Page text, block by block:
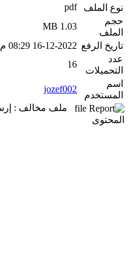
نوع الملف
pdf
حجم
الملف
1.03 MB
تاريخ الرفع 16-12-2022 08:29 م
عدد
التحميلات
16
اسم
المستخدم
jozef002
ملف مخالف :
المحتوى